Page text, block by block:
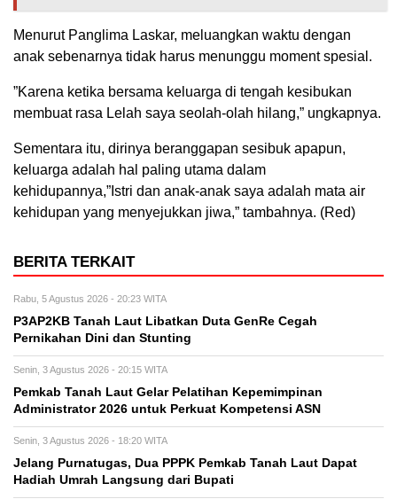
Menurut Panglima Laskar, meluangkan waktu dengan
anak sebenarnya tidak harus menunggu moment spesial.
”Karena ketika bersama keluarga di tengah kesibukan
membuat rasa Lelah saya seolah-olah hilang,” ungkapnya.
Sementara itu, dirinya beranggapan sesibuk apapun,
keluarga adalah hal paling utama dalam
kehidupannya,”Istri dan anak-anak saya adalah mata air
kehidupan yang menyejukkan jiwa,” tambahnya. (Red)
BERITA TERKAIT
Rabu, 5 Agustus 2026 - 20:23 WITA
P3AP2KB Tanah Laut Libatkan Duta GenRe Cegah
Pernikahan Dini dan Stunting
Senin, 3 Agustus 2026 - 20:15 WITA
Pemkab Tanah Laut Gelar Pelatihan Kepemimpinan
Administrator 2026 untuk Perkuat Kompetensi ASN
Senin, 3 Agustus 2026 - 18:20 WITA
Jelang Purnatugas, Dua PPPK Pemkab Tanah Laut Dapat
Hadiah Umrah Langsung dari Bupati